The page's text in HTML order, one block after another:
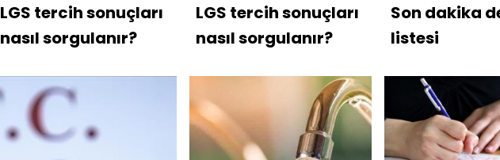
LGS tercih sonuçları
nasıl sorgulanır?
LGS tercih sonuçları
nasıl sorgulanır?
Son dakika
listesi